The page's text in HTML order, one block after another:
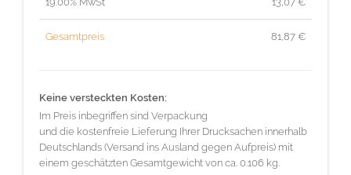
Gesamtpreis 81,87 €
Keine versteckten Kosten:
Im Preis inbegriffen sind Verpackung
und die kostenfreie Lieferung Ihrer Drucksachen innerhalb
Deutschlands (Versand ins Ausland gegen Aufpreis) mit
einem geschätzten Gesamtgewicht von ca. 0.106 kg.